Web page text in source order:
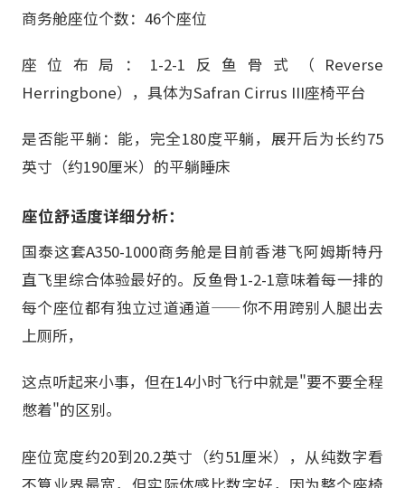
商务舱座位个数：46个座位
座位布局：1-2-1反鱼骨式（Reverse
Herringbone），具体为Safran Cirrus III座椅平台
是否能平躺：能，完全180度平躺，展开后为长约75
英寸（约190厘米）的平躺睡床
座位舒适度详细分析：
国泰这套A350-1000商务舱是目前香港飞阿姆斯特丹
直飞里综合体验最好的。反鱼骨1-2-1意味着每一排的
每个座位都有独立过道通道——你不用跨别人腿出去
上厕所，
这点听起来小事，但在14小时飞行中就是"要不要全程
憋着"的区别。
座位宽度约20到20.2英寸（约51厘米），从纯数字看